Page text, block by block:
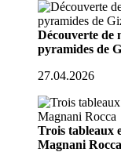
Découverte de
pyramides de
27.04.2026
Trois tableaux
Magnani Rocca